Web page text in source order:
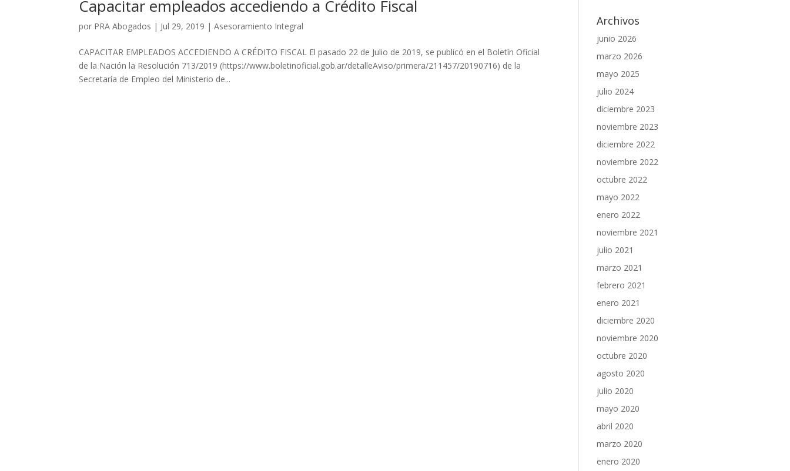
Capacitar empleados accediendo a Crédito Fiscal
por PRA Abogados | Jul 29, 2019 |Asesoramiento Integral
CAPACITAR EMPLEADOS ACCEDIENDO A CRÉDITO FISCAL El pasado 22 de Julio de 2019, se publicó en el Boletín Oficial
de la Nación la Resolución 713/2019 (https://www.boletinoficial.gob.ar/detalleAviso/primera/211457/20190716) de la
Secretaría de Empleo del Ministerio de...
Archivos
junio 2026
marzo 2026
mayo 2025
julio 2024
diciembre 2023
noviembre 2023
diciembre 2022
noviembre 2022
octubre 2022
mayo 2022
enero 2022
noviembre 2021
julio 2021
marzo 2021
febrero 2021
enero 2021
diciembre 2020
noviembre 2020
octubre 2020
agosto 2020
julio 2020
mayo 2020
abril 2020
marzo 2020
enero 2020